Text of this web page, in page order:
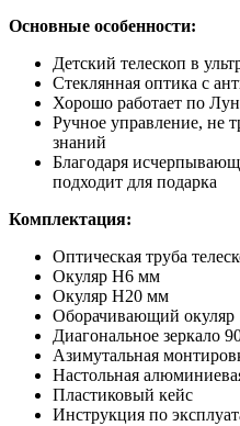
Основные особенности:
Детский телескоп в
Стеклянная оптика с
Хорошо работает по
Ручное управление, не
знаний
Благодаря
подходит для подарка
Комплектация:
Оптическая труба
Окуляр H6 мм
Окуляр H20 мм
Оборачивающий окуляр
Диагональное зеркало
Азимутальная
Настольная
Пластиковый кейс
Инструкция по